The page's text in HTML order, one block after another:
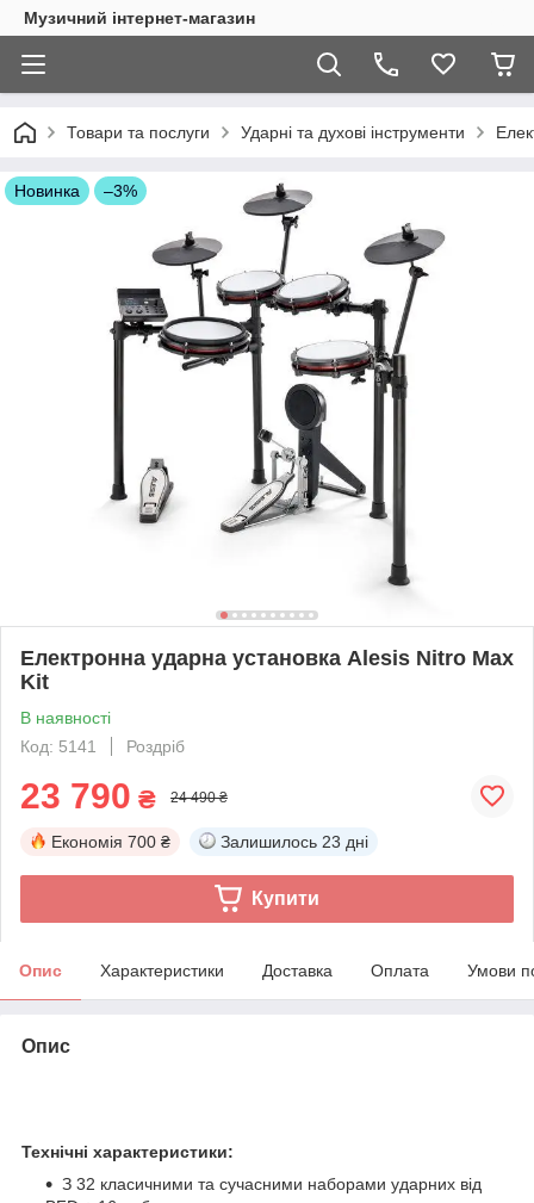
Музичний інтернет-магазин
Товари та послуги Ударні та духові інструменти
Новинка –3%
Електронна ударна установка Alesis Nitro Max
Kit
В наявності
Код: 5141
Роздріб
23 790 ₴ 24 490 ₴
Економія 700 ₴ Залишилось 23 дні
Купити
Опис Характеристики Доставка Оплата Умови
Опис
Технічні характеристики:
З 32 класичними та сучасними наборами ударних від